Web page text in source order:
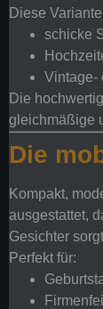
Diese
schicke
Vintage-
Die
gleichmäßige
Die
Kompakt,
ausgestattet,
Gesichter
Perfekt für: